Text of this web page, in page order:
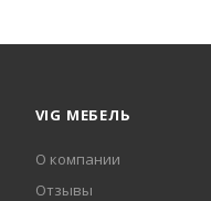
VIG МЕБЕЛЬ
О компании
Отзывы